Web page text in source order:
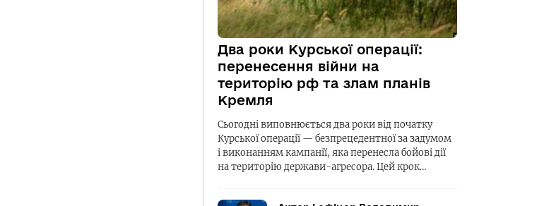
Два роки Курської операції:
перенесення війни на
територію рф та злам планів
Кремля
Сьогодні виповнюється два роки від початку
Курської операції — безпрецедентної за задумом
і виконанням кампанії, яка перенесла бойові дії
на територію держави-агресора. Цей крок…